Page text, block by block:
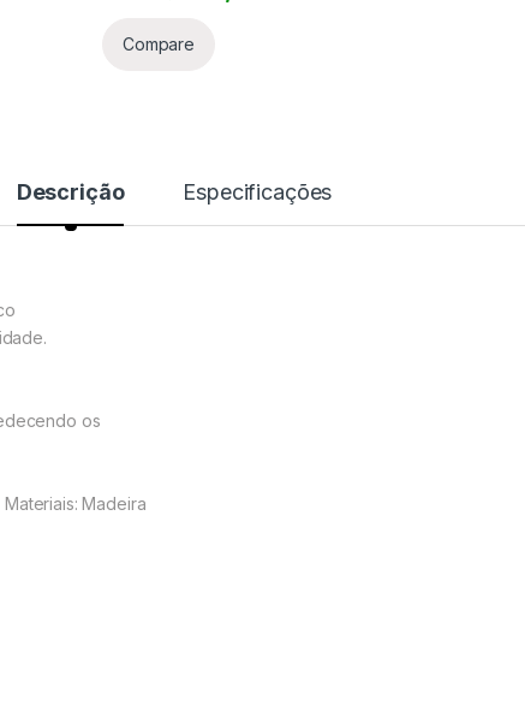
YAMAHA
CASIO PX
Compare
Descrição Especificações
os
Madeira